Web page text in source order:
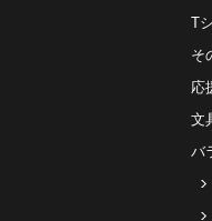
T
そ
応
文
バ